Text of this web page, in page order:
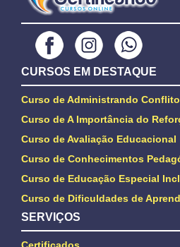
CURSOS EM DESTAQUE
Curso de Administrando
Curso de A Importância do
Curso de Avaliação Educacional
Curso de Conhecimentos
Curso de Educação Especial
Curso de Dificuldades de
SERVIÇOS